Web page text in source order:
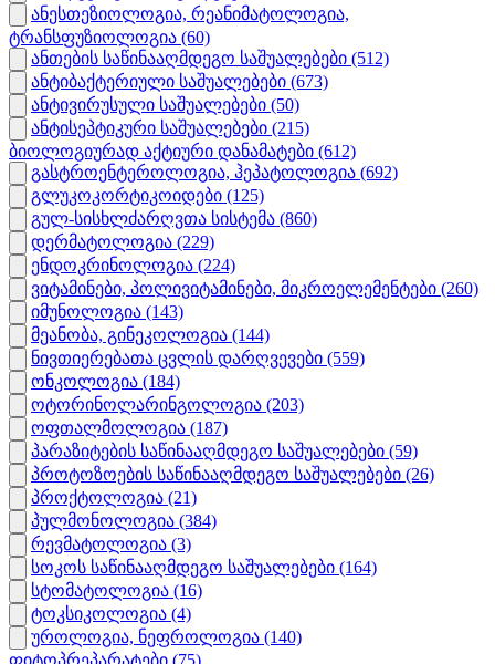
ანესთეზიოლოგია, რეანიმატოლოგია,
ტრანსფუზიოლოგია (60)
ანთების საწინააღმდეგო საშუალებები (512)
ანტიბაქტერიული საშუალებები (673)
ანტივირუსული საშუალებები (50)
ანტისეპტიკური საშუალებები (215)
ბიოლოგიურად აქტიური დანამატები (612)
გასტროენტეროლოგია, ჰეპატოლოგია (692)
გლუკოკორტიკოიდები (125)
გულ-სისხლძარღვთა სისტემა (860)
დერმატოლოგია (229)
ენდოკრინოლოგია (224)
ვიტამინები, პოლივიტამინები, მიკროელემენტები (260)
იმუნოლოგია (143)
მეანობა, გინეკოლოგია (144)
ნივთიერებათა ცვლის დარღვევები (559)
ონკოლოგია (184)
ოტორინოლარინგოლოგია (203)
ოფთალმოლოგია (187)
პარაზიტების საწინააღმდეგო საშუალებები (59)
პროტოზოების საწინააღმდეგო საშუალებები (26)
პროქტოლოგია (21)
პულმონოლოგია (384)
რევმატოლოგია (3)
სოკოს საწინააღმდეგო საშუალებები (164)
სტომატოლოგია (16)
ტოკსიკოლოგია (4)
უროლოგია, ნეფროლოგია (140)
ფიტოპრეპარატები (75)